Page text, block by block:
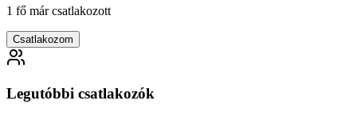
1 fő már csatlakozott
Csatlakozom
Legutóbbi csatlakozók